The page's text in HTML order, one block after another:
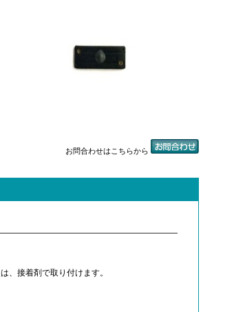
お問合わせはこちらから
、接着剤で取り付けます。